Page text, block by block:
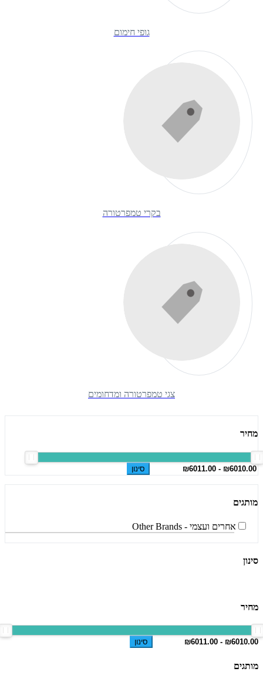
גופי חימום
בקרי טמפרטורה
צגי טמפרטורה ומדחומים
מחיר
סינון
מותגים
אחרים ועצמי - Other Brands
סינון
מחיר
סינון
מותגים